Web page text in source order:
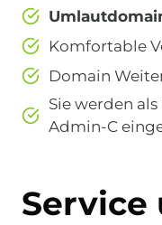
Komfortable
Domain
Sie werden
Admin-C
Service